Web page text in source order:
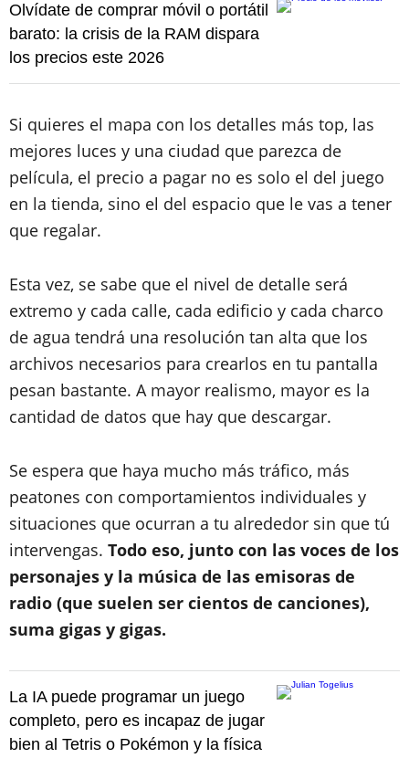
Olvídate de comprar móvil o portátil
barato: la crisis de la RAM dispara
los precios este 2026
Si quieres el mapa con los detalles más top, las
mejores luces y una ciudad que parezca de
película, el precio a pagar no es solo el del juego
en la tienda, sino el del espacio que le vas a tener
que regalar.
Esta vez, se sabe que el nivel de detalle será
extremo y cada calle, cada edificio y cada charco
de agua tendrá una resolución tan alta que los
archivos necesarios para crearlos en tu pantalla
pesan bastante. A mayor realismo, mayor es la
cantidad de datos que hay que descargar.
Se espera que haya mucho más tráfico, más
peatones con comportamientos individuales y
situaciones que ocurran a tu alrededor sin que tú
intervengas. Todo eso, junto con las voces de los
personajes y la música de las emisoras de
radio (que suelen ser cientos de canciones),
suma gigas y gigas.
La IA puede programar un juego
completo, pero es incapaz de jugar
bien al Tetris o Pokémon y la física